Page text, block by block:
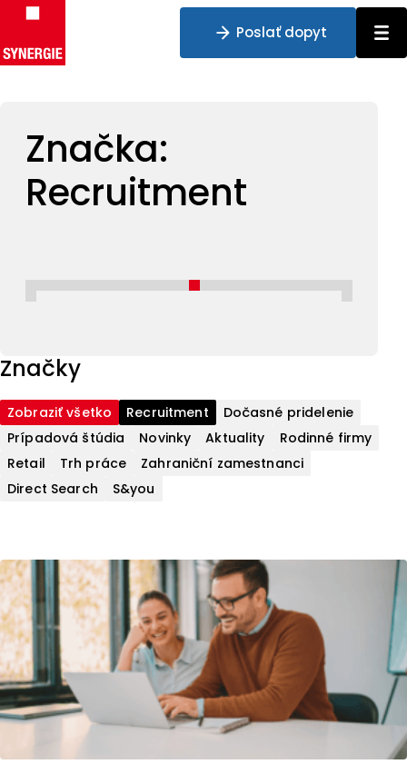
Poslať dopyt
Značka:
Recruitment
Značky
Zobraziť všetko Recruitment
Dočasné pridelenie
Prípadová štúdia
Novinky Aktuality
Rodinné firmy
Retail
Trh práce
Zahraniční zamestnanci
Direct Search
S&you